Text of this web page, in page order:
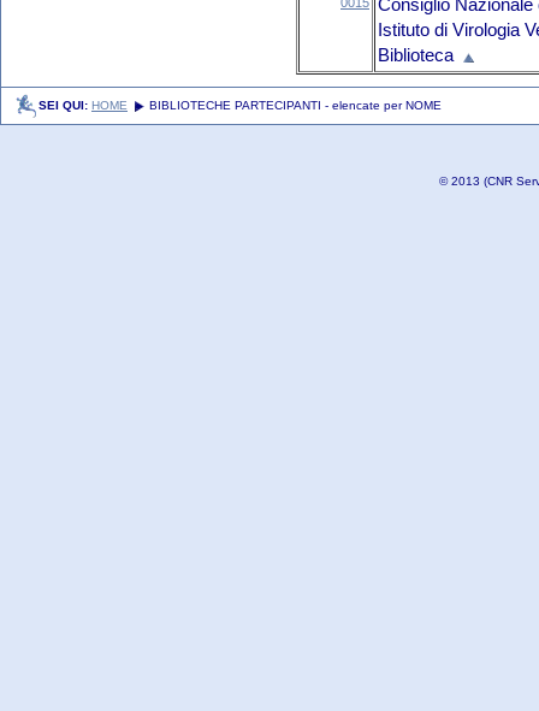
Consiglio Nazionale
Istituto di Virologia
Biblioteca
SEI QUI: HOME BIBLIOTECHE PARTECIPANTI - elencate per NOME
© 2013 (CNR